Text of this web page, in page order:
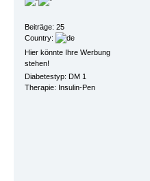
Beiträge: 25
Country:
Hier könnte Ihre Werbung
stehen!
Diabetestyp: DM 1
Therapie: Insulin-Pen